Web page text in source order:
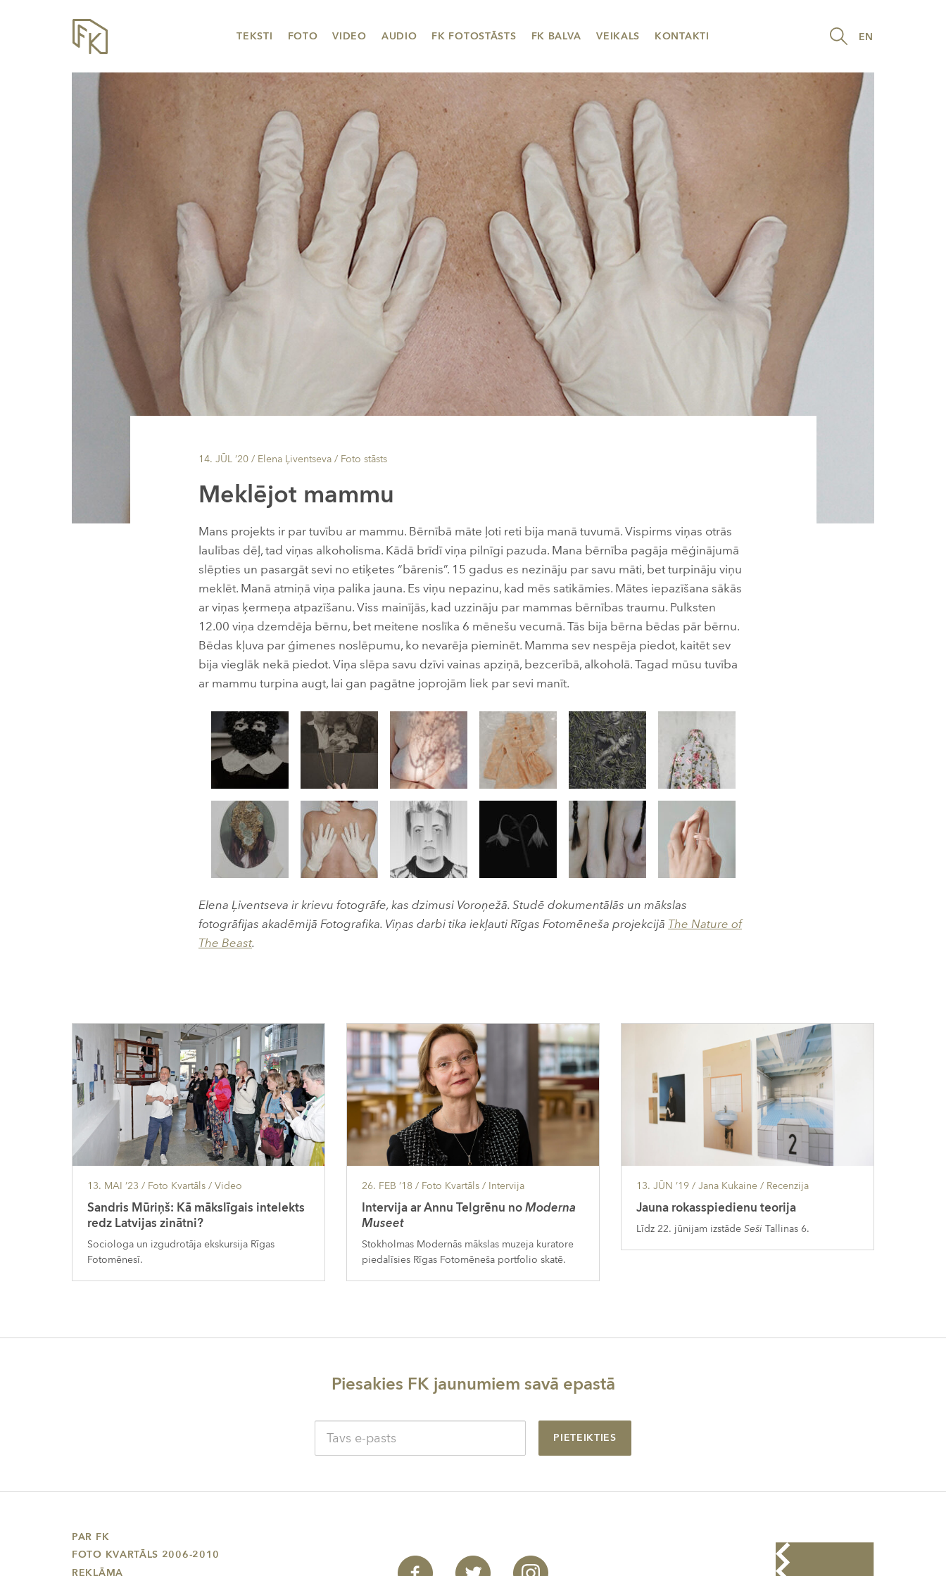
EN
TEKSTI FOTO VIDEO AUDIO FK FOTOSTĀSTS FK BALVA VEIKALS KONTAKTI
14. JŪL ’20 / Elena Ļiventseva / Foto stāsts
Meklējot mammu
Mans projekts ir par tuvību ar mammu. Bērnībā māte ļoti reti bija manā tuvumā. Vispirms viņas otrās
laulības dēļ, tad viņas alkoholisma. Kādā brīdī viņa pilnīgi pazuda. Mana bērnība pagāja mēģinājumā
slēpties un pasargāt sevi no etiķetes “bārenis”. 15 gadus es nezināju par savu māti, bet turpināju viņu
meklēt. Manā atmiņā viņa palika jauna. Es viņu nepazinu, kad mēs satikāmies. Mātes iepazīšana sākās
ar viņas ķermeņa atpazīšanu. Viss mainījās, kad uzzināju par mammas bērnības traumu. Pulksten
12.00 viņa dzemdēja bērnu, bet meitene noslīka 6 mēnešu vecumā. Tās bija bērna bēdas pār bērnu.
Bēdas kļuva par ģimenes noslēpumu, ko nevarēja pieminēt. Mamma sev nespēja piedot, kaitēt sev
bija vieglāk nekā piedot. Viņa slēpa savu dzīvi vainas apziņā, bezcerībā, alkoholā. Tagad mūsu tuvība
ar mammu turpina augt, lai gan pagātne joprojām liek par sevi manīt.
Elena Ļiventseva ir krievu fotogrāfe, kas dzimusi Voroņežā. Studē dokumentālās un mākslas
fotogrāfijas akadēmijā Fotografika. Viņas darbi tika iekļauti Rīgas Fotomēneša projekcijā The Nature of
The Beast.
13. MAI ’23 / Foto Kvartāls / Video
Sandris Mūriņš: Kā mākslīgais intelekts
redz Latvijas zinātni?
Sociologa un izgudrotāja ekskursija Rīgas
Fotomēnesī.
26. FEB ’18/ Foto Kvartāls / Intervija
Intervija ar Annu Telgrēnu noModerna
Museet
Stokholmas Modernās mākslas muzeja kuratore
piedalīsies Rīgas Fotomēneša portfolio skatē.
13. JŪN ’19/ Jana Kukaine / Recenzija
Jauna rokasspiedienu teorija
Līdz 22. jūnijam izstāde Seši Tallinas 6.
Piesakies FK jaunumiem savā epastā
PIETEIKTIES
PAR FK
FOTO KVARTĀLS 2006-2010
REKLĀMA